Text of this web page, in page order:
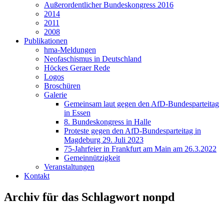
Außerordentlicher Bundeskongress 2016
2014
2011
2008
Publikationen
hma-Meldungen
Neofaschismus in Deutschland
Höckes Geraer Rede
Logos
Broschüren
Galerie
Gemeinsam laut gegen den AfD-Bundesparteitag
in Essen
8. Bundeskongress in Halle
Proteste gegen den AfD-Bundesparteitag in
Magdeburg 29. Juli 2023
75-Jahrfeier in Frankfurt am Main am 26.3.2022
Gemeinnützigkeit
Veranstaltungen
Kontakt
Archiv für das Schlagwort nonpd